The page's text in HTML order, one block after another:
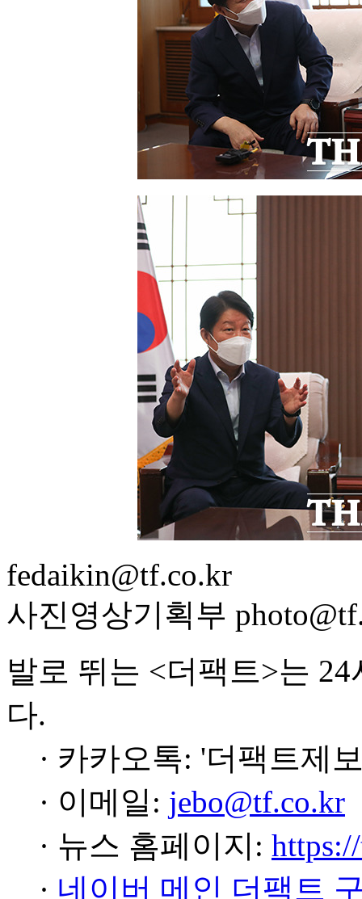
fedaikin@tf.co.kr
사진영상기획부
발로 뛰는 <더팩트>는
다.
· 카카오톡: '더팩트제
· 이메일: jebo@tf.co.kr
· 뉴스 홈페이지:
· 네이버 메인 더팩트